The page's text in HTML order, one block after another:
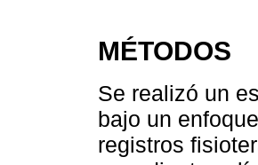
MÉTODOS
Se realizó un
bajo un
registros